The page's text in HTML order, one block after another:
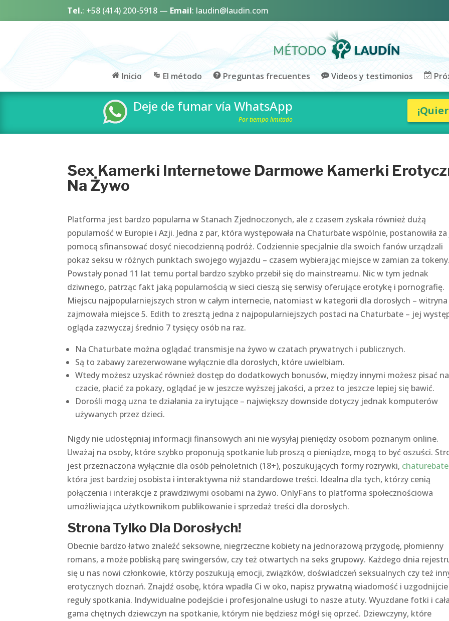
Tel.: +58 (414) 200-5918 — Email: laudin@laudin.com
Inicio El método Preguntas frecuentes Videos y testimonios
Deje de fumar vía WhatsApp
Por tiempo limitado
Sex Kamerki Internetowe Darmowe Kamerki
Na Żywo
Platforma jest bardzo popularna w Stanach Zjednoczonych, ale z czasem zyskała również dużą
popularność w Europie i Azji. Jedna z par, która występowała na Chaturbate wspólnie, postanowiła
pomocą sfinansować dosyć niecodzienną podróż. Codziennie specjalnie dla swoich fanów urządzali
pokaz seksu w różnych punktach swojego wyjazdu – czasem wybierając miejsce w zamian za tokeny.
Powstały ponad 11 lat temu portal bardzo szybko przebił się do mainstreamu. Nic w tym jednak
dziwnego, patrząc fakt jaką popularnością w sieci cieszą się serwisy oferujące erotykę i pornografię.
Miejscu najpopularniejszych stron w całym internecie, natomiast w kategorii dla dorosłych – witryna
zajmowała miejsce 5. Edith to zresztą jedna z najpopularniejszych postaci na Chaturbate – jej
ogląda zazwyczaj średnio 7 tysięcy osób na raz.
Na Chaturbate można oglądać transmisje na żywo w czatach prywatnych i publicznych.
Są to zabawy zarezerwowane wyłącznie dla dorosłych, które uwielbiam.
Wtedy możesz uzyskać również dostęp do dodatkowych bonusów, między innymi możesz pisać na
czacie, płacić za pokazy, oglądać je w jeszcze wyższej jakości, a przez to jeszcze lepiej się bawić.
Dorośli mogą uzna te działania za irytujące – największy downside dotyczy jednak komputerów
używanych przez dzieci.
Nigdy nie udostępniaj informacji finansowych ani nie wysyłaj pieniędzy osobom poznanym online.
Uważaj na osoby, które szybko proponują spotkanie lub proszą o pieniądze, mogą to być oszuści.
jest przeznaczona wyłącznie dla osób pełnoletnich (18+), poszukujących formy rozrywki, chaturebate
która jest bardziej osobista i interaktywna niż standardowe treści. Idealna dla tych, którzy cenią
połączenia i interakcje z prawdziwymi osobami na żywo. OnlyFans to platforma społecznościowa
umożliwiająca użytkownikom publikowanie i sprzedaż treści dla dorosłych.
Strona Tylko Dla Dorosłych!
Obecnie bardzo łatwo znaleźć seksowne, niegrzeczne kobiety na jednorazową przygodę, płomienny
romans, a może pobliską parę swingersów, czy też otwartych na seks grupowy. Każdego dnia
się u nas nowi członkowie, którzy poszukują emocji, związków, doświadczeń seksualnych czy też
erotycznych doznań. Znajdź osobę, która wpadła Ci w oko, napisz prywatną wiadomość i uzgodnijcie
reguły spotkania. Indywidualne podejście i profesjonalne usługi to nasze atuty. Wyuzdane fotki i cała
gama chętnych dziewczyn na spotkanie, którym nie będziesz mógł się oprzeć. Dziewczyny, które